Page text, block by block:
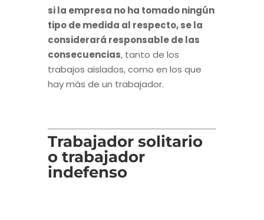
si la empresa no ha tomado ningún
tipo de medida al respecto, se la
considerará responsable de las
consecuencias, tanto de los
trabajos aislados, como en los que
hay más de un trabajador.
Trabajador solitario
o trabajador
indefenso